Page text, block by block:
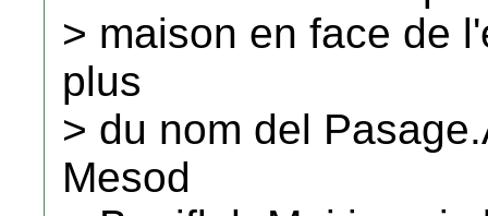
> maison en face de
plus
> du nom del
Mesod